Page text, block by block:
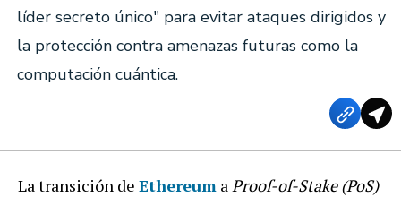
líder secreto único" para evitar ataques dirigidos y
la protección contra amenazas futuras como la
computación cuántica.
La transición de Ethereum aProof-of-Stake (PoS)